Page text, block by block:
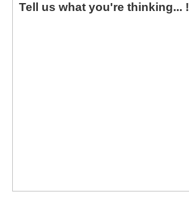
Tell us what you're thinking... !